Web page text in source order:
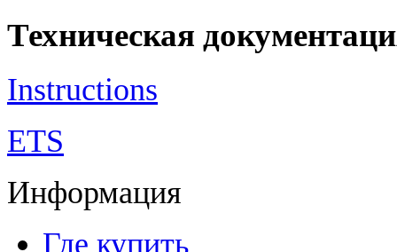
Техническая
Instructions
ETS
Информация
Где купить